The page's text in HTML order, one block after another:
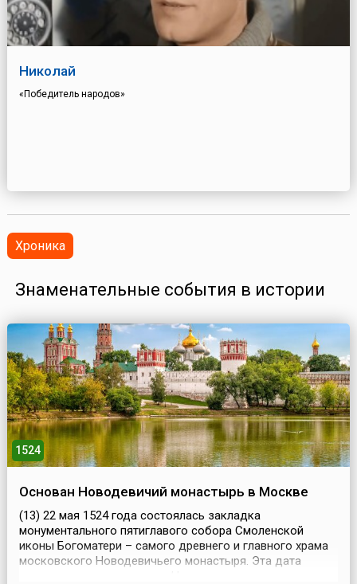
Николай
«Победитель народов»
Хроника
Знаменательные события в истории
1524
Основан Новодевичий монастырь в Москве
(13) 22 мая 1524 года состоялась закладка
монументального пятиглавого собора Смоленской
иконы Богоматери – самого древнего и главного храма
московского Новодевичьего монастыря. Эта дата